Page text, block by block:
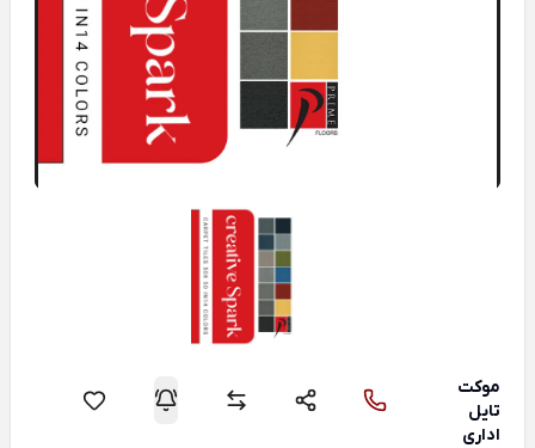
موکت
تایل
اداری